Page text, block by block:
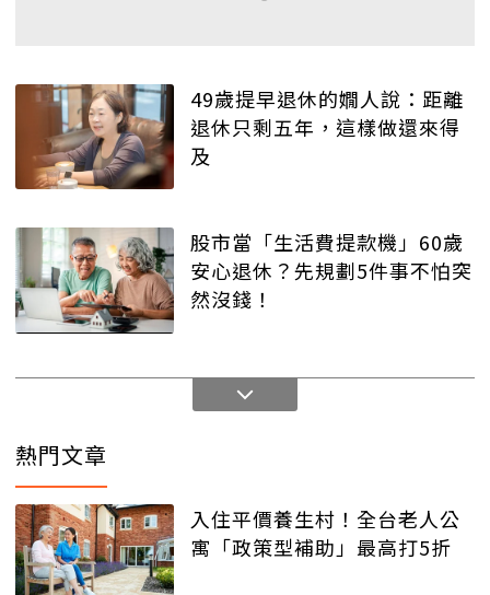
49歲提早退休的嫺人說：距離
退休只剩五年，這樣做還來得
及
股市當「生活費提款機」60歲
安心退休？先規劃5件事不怕突
然沒錢！
熱門文章
入住平價養生村！全台老人公
寓「政策型補助」最高打5折